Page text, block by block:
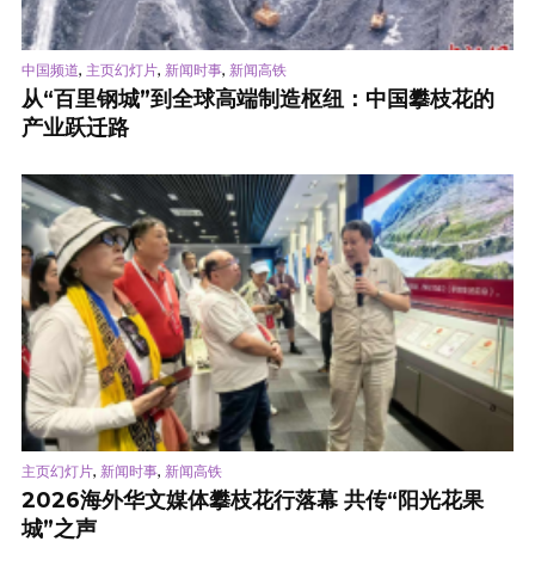
中国频道, 主页幻灯片, 新闻时事, 新闻高铁
从“百里钢城”到全球高端制造枢纽：中国攀枝花的
产业跃迁路
主页幻灯片, 新闻时事, 新闻高铁
2026海外华文媒体攀枝花行落幕 共传“阳光花果
城”之声